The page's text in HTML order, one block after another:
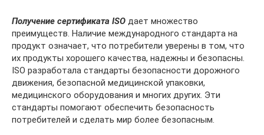
Получение сертификата ISO дает множество
преимуществ. Наличие международного стандарта на
продукт означает, что потребители уверены в том, что
их продукты хорошего качества, надежны и безопасны.
ISO разработала стандарты безопасности дорожного
движения, безопасной медицинской упаковки,
медицинского оборудования и многих других. Эти
стандарты помогают обеспечить безопасность
потребителей и сделать мир более безопасным.